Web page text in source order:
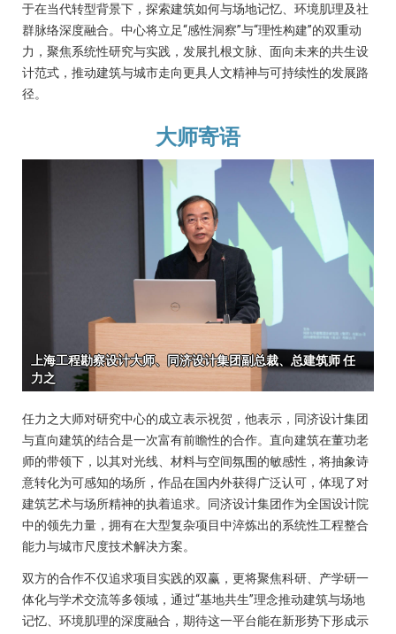
于在当代转型背景下，探索建筑如何与场地记忆、环境肌理及社
群脉络深度融合。中心将立足“感性洞察”与“理性构建”的双重动
力，聚焦系统性研究与实践，发展扎根文脉、面向未来的共生设
计范式，推动建筑与城市走向更具人文精神与可持续性的发展路
径。
大师寄语
任力之大师对研究中心的成立表示祝贺，他表示，同济设计集团
与直向建筑的结合是一次富有前瞻性的合作。直向建筑在董功老
师的带领下，以其对光线、材料与空间氛围的敏感性，将抽象诗
意转化为可感知的场所，作品在国内外获得广泛认可，体现了对
建筑艺术与场所精神的执着追求。同济设计集团作为全国设计院
中的领先力量，拥有在大型复杂项目中淬炼出的系统性工程整合
能力与城市尺度技术解决方案。
双方的合作不仅追求项目实践的双赢，更将聚焦科研、产学研一
体化与学术交流等多领域，通过“基地共生”理念推动建筑与场地
记忆、环境肌理的深度融合，期待这一平台能在新形势下形成示